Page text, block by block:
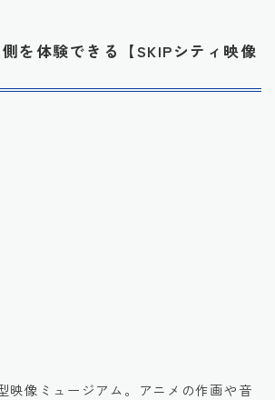
を体験できる【SKIPシティ映像
映像ミュージアム。アニメの作画や音